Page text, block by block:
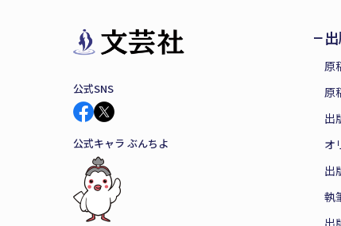
公式SNS
公式キャラ ぶんちよ
原
原
出
オ
出
執
出